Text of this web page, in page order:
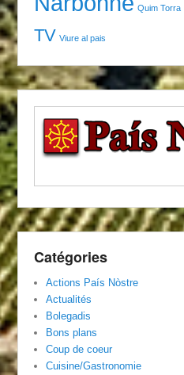
Quim Torra
TV Viure al pais
Catégories
Actions País Nòstre
Actualités
Bolegadis
Bons plans
Coup de coeur
Cuisine/Gastronomie